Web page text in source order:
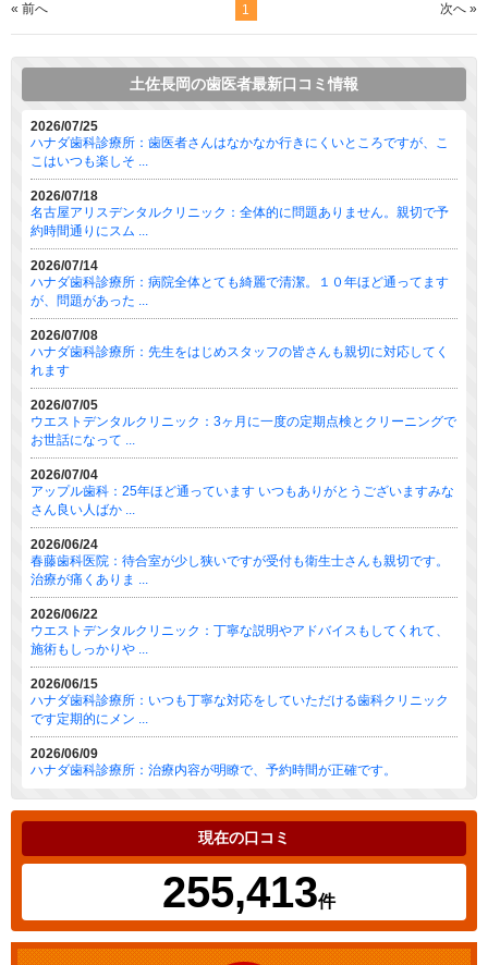
« 前へ 1 次へ »
土佐長岡の歯医者最新口コミ情報
2026/07/25
ハナダ歯科診療所：歯医者さんはなかなか行きにくいところですが、こ
こはいつも楽しそ ...
2026/07/18
名古屋アリスデンタルクリニック：全体的に問題ありません。親切で予
約時間通りにスム ...
2026/07/14
ハナダ歯科診療所：病院全体とても綺麗で清潔。１０年ほど通ってます
が、問題があった ...
2026/07/08
ハナダ歯科診療所：先生をはじめスタッフの皆さんも親切に対応してく
れます
2026/07/05
ウエストデンタルクリニック：3ヶ月に一度の定期点検とクリーニングで
お世話になって ...
2026/07/04
アップル歯科：25年ほど通っています いつもありがとうございますみな
さん良い人ばか ...
2026/06/24
春藤歯科医院：待合室が少し狭いですが受付も衛生士さんも親切です。
治療が痛くありま ...
2026/06/22
ウエストデンタルクリニック：丁寧な説明やアドバイスもしてくれて、
施術もしっかりや ...
2026/06/15
ハナダ歯科診療所：いつも丁寧な対応をしていただける歯科クリニック
です定期的にメン ...
2026/06/09
ハナダ歯科診療所：治療内容が明瞭で、予約時間が正確です。
現在の口コミ
255,413件